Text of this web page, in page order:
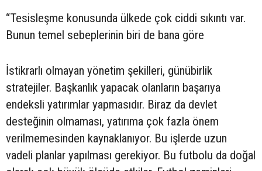
“Tesisleşme konusunda ülkede çok ciddi sıkıntı var.
Bunun temel sebeplerinin biri de bana göre
İstikrarlı olmayan yönetim şekilleri, günübirlik
stratejiler. Başkanlık yapacak olanların başarıya
endeksli yatırımlar yapmasıdır. Biraz da devlet
desteğinin olmaması, yatırıma çok fazla önem
verilmemesinden kaynaklanıyor. Bu işlerde uzun
vadeli planlar yapılması gerekiyor. Bu futbolu da doğal